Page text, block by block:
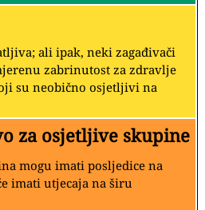
ali ipak, neki zagađivači
zabrinutost za zdravlje
su neobično osjetljivi na
za osjetljive skupine
mogu imati posljedice na
imati utjecaja na širu